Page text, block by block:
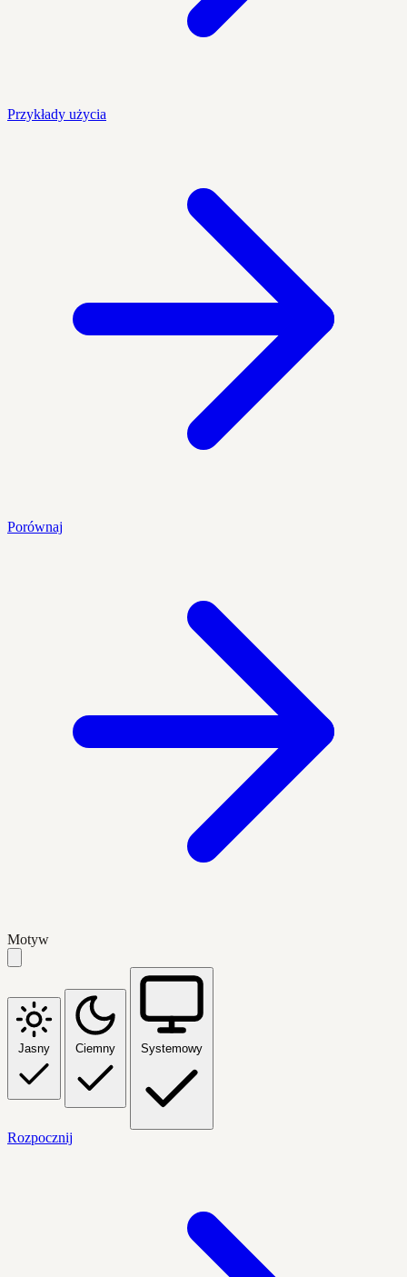
Przykłady użycia
Porównaj
Motyw
Jasny Ciemny Systemowy
Rozpocznij